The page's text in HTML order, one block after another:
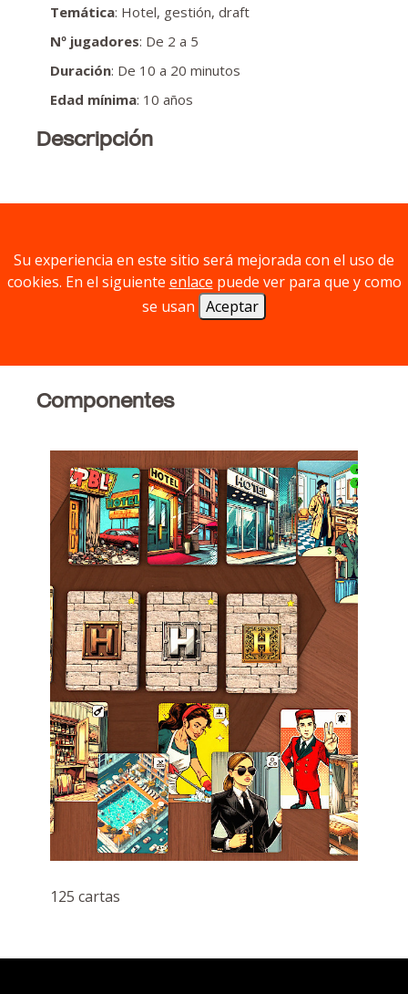
Temática: Hotel, gestión, draft
Nº jugadores: De 2 a 5
Duración: De 10 a 20 minutos
Edad mínima: 10 años
Descripción
conseguir las habitaciones de hotel con los
servicios más atractivos para los clientes.
Pero ¡cuidado! En cada ronda los clientes
Componentes
125 cartas
Su experiencia en este sitio será mejorada con el uso de
cookies. En el siguiente enlace puede ver para que y como
se usan Aceptar